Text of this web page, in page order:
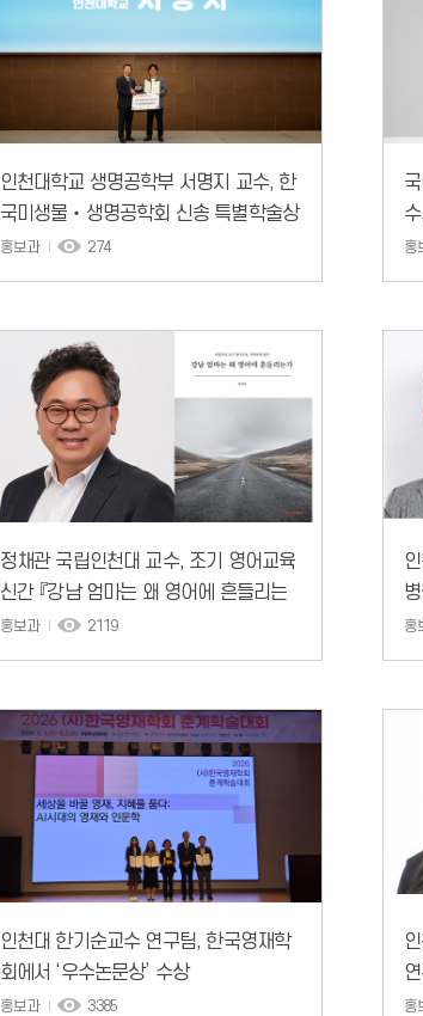
인천대학교 생명공학부 서명지 교수, 한
국미생물‧생명공학회 신송 특별학술상
진보상 수상
홍보과 274 홍
정채관 국립인천대 교수, 조기 영어교육
신간 『강남 엄마는 왜 영어에 흔들리는
가』 출간
홍보과 2119 홍
인천대 한기순교수 연구팀, 한국영재학
회에서 ‘우수논문상’ 수상
홍보과 3385 홍